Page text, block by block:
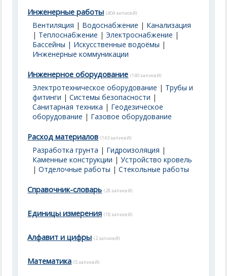
Инженерные работы (404 записей)
Вентиляция | Водоснабжение | Канализация
| Теплоснабжение |Электроснабжение |
Бассейны | Искусственные водоёмы |
Инженерные коммуникации
Инженерное оборудование (140 записей)
Электротехническое оборудование | Трубы и
фитинги |Системы безопасности |
Санитарная техника | Геодезическое
оборудование | Газовое оборудование
Расход материалов (143 записей)
Разработка грунта | Гидроизоляция |
Каменные конструкции |Устройство кровель
|Отделочные работы |Стекольные работы
Справочник-словарь (28 записей)
Единицы измерения (18 записей)
Алфавит и цифры (2 записей)
Математика (5 записей)